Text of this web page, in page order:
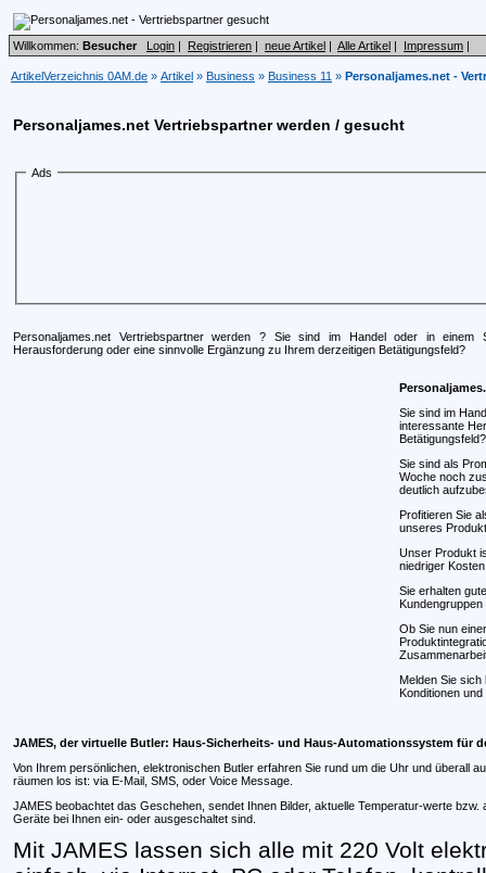
Willkommen: Besucher Login | Registrieren | neue Artikel | Alle Artikel | Impressum |
ArtikelVerzeichnis 0AM.de » Artikel » Business » Business 11 » Personaljames.net -
Personaljames.net Vertriebspartner werden / gesucht
Ads
Personaljames.net Vertriebspartner werden ? Sie sind im Handel oder in einem
Herausforderung oder eine sinnvolle Ergänzung zu Ihrem derzeitigen Betätigungsfeld?
Sie sind im
interessante
Betätigungsfeld?
Sie sind als
Woche noch
deutlich
Profitieren Sie
unseres
Unser Produkt
niedriger
Sie erhalten
Ob Sie nun
Melden Sie sich
Konditionen
JAMES, der virtuelle Butler: Haus-Sicherheits- und Haus-Automationssystem für
Von Ihrem persönlichen, elektronischen Butler erfahren Sie rund um die Uhr und überall
räumen los ist: via E-Mail, SMS, oder Voice Message.
JAMES beobachtet das Geschehen, sendet Ihnen Bilder, aktuelle Temperatur-werte
Geräte bei Ihnen ein- oder ausgeschaltet sind.
Mit JAMES lassen sich alle mit 220 Volt